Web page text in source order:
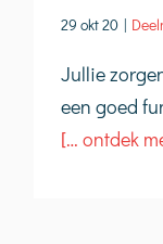
29 okt 20 |
Jullie
een goed
[… ontdek